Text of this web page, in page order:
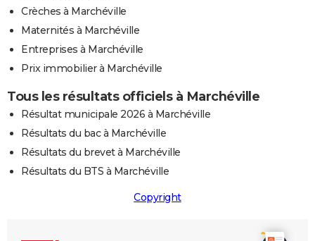
Crèches à Marchéville
Maternités à Marchéville
Entreprises à Marchéville
Prix immobilier à Marchéville
Tous les résultats officiels à Marchéville
Résultat municipale 2026 à Marchéville
Résultats du bac à Marchéville
Résultats du brevet à Marchéville
Résultats du BTS à Marchéville
Copyright